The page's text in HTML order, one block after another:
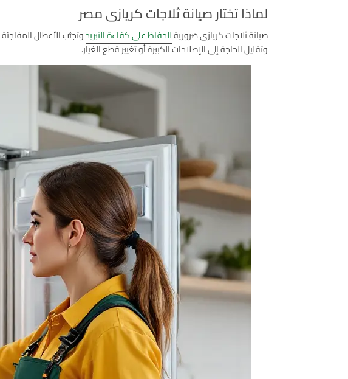
لماذا تختار صيانة ثلاجات كريازى مصر
صيانة ثلاجات كريازى ضروريةللحفاظ على كفاءة التبريدوتجنُّب الأعطال
وتقليل الحاجة إلى الإصلاحات الكبيرة أو تغيير قطع الغيار.